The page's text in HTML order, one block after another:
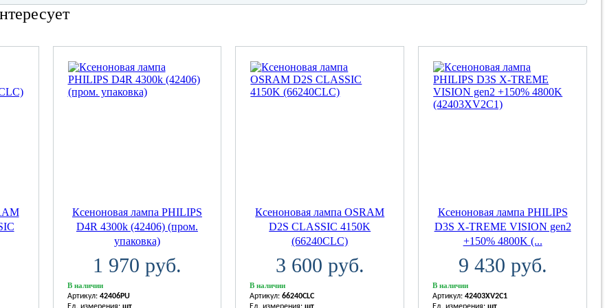
Ксеноновая лампа PHILIPS
D4R 4300k (42406) (пром.
упаковка)
1 970 руб.
В наличии
Артикул: 42406PU
Ксеноновая лампа OSRAM
D2S CLASSIC 4150K
(66240CLC)
3 600 руб.
В наличии
Артикул:66240CLC
Ксеноновая лампа PHILIPS
D3S X-TREME VISION gen2
+150% 4800K (...
9 430 руб.
В наличии
Артикул:42403XV2C1